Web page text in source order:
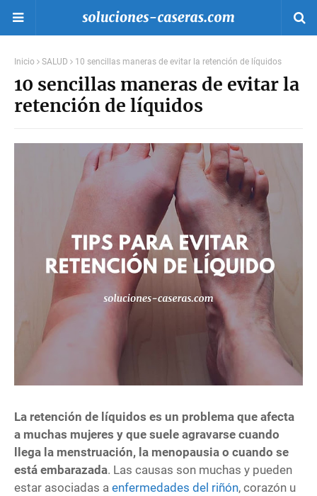
Inicio SALUD 10 sencillas maneras de evitar la retención de líquidos
10 sencillas maneras de evitar la
retención de líquidos
La retención de líquidos es un problema que afecta
a muchas mujeres y que suele agravarse cuando
llega la menstruación, la menopausia o cuando se
está embarazada. Las causas son muchas y pueden
estar asociadas a enfermedades del riñón, corazón u